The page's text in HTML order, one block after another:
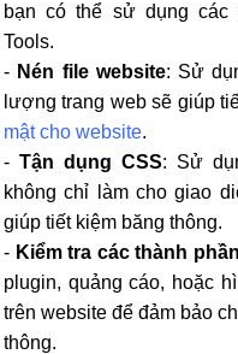
bạn có thể sử dụng các
Tools.
- Nén file website: Sử
lượng trang web sẽ giúp
mật cho website.
- Tận dụng CSS: Sử
không chỉ làm cho giao
giúp tiết kiệm băng thông.
- Kiểm tra các thành
plugin, quảng cáo, hoặc
trên website để đảm bảo
thông.